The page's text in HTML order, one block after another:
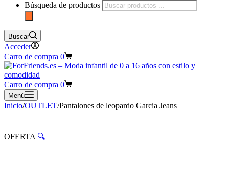
Búsqueda de productos
Buscar
Acceder
Carro de compra 0
Carro de compra 0
Menú
Inicio/OUTLET/Pantalones de leopardo Garcia Jeans
OFERTA 🔍